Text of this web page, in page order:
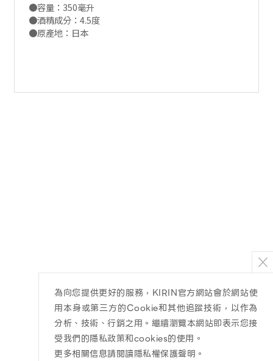
●容量：350毫升
●酒精成分：4.5度
●原產地：日本
為向您提供更好的服務，KIRIN官方網站會於網站使
用本身或第三方的Cookie和其他追蹤技術，以作為
分析、技術、行銷之用。繼續瀏覽本網站即表示您接
受我們的隱私政策和cookies的使用。
更多相關信息請閱讀隱私權保護聲明 。